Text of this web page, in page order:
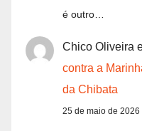
é outro…
Chico Oliveira
contra a
da Chibata
25 de maio de 2026